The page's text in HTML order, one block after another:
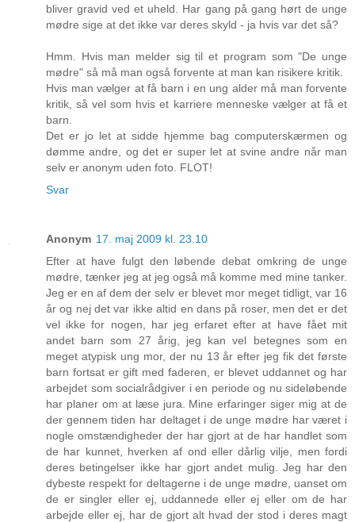
bliver gravid ved et uheld. Har gang på gang hørt de unge
mødre sige at det ikke var deres skyld - ja hvis var det så?
Hmm. Hvis man melder sig til et program som "De unge
mødre" så må man også forvente at man kan risikere kritik.
Hvis man vælger at få barn i en ung alder må man forvente
kritik, så vel som hvis et karriere menneske vælger at få et
barn.
Det er jo let at sidde hjemme bag computerskærmen og
dømme andre, og det er super let at svine andre når man
selv er anonym uden foto. FLOT!
Svar
Anonym 17. maj 2009 kl. 23.10
Efter at have fulgt den løbende debat omkring de unge
mødre, tænker jeg at jeg også må komme med mine tanker.
Jeg er en af dem der selv er blevet mor meget tidligt, var 16
år og nej det var ikke altid en dans på roser, men det er det
vel ikke for nogen, har jeg erfaret efter at have fået mit
andet barn som 27 årig, jeg kan vel betegnes som en
meget atypisk ung mor, der nu 13 år efter jeg fik det første
barn fortsat er gift med faderen, er blevet uddannet og har
arbejdet som socialrådgiver i en periode og nu sideløbende
har planer om at læse jura. Mine erfaringer siger mig at de
der gennem tiden har deltaget i de unge mødre har været i
nogle omstændigheder der har gjort at de har handlet som
de har kunnet, hverken af ond eller dårlig vilje, men fordi
deres betingelser ikke har gjort andet mulig. Jeg har den
dybeste respekt for deltagerne i de unge mødre, uanset om
de er singler eller ej, uddannede eller ej eller om de har
arbejde eller ej, har de gjort alt hvad der stod i deres magt